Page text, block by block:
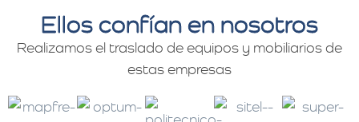
Ellos confían en nosotros
Realizamos el traslado de equipos y mobiliarios de
estas empresas